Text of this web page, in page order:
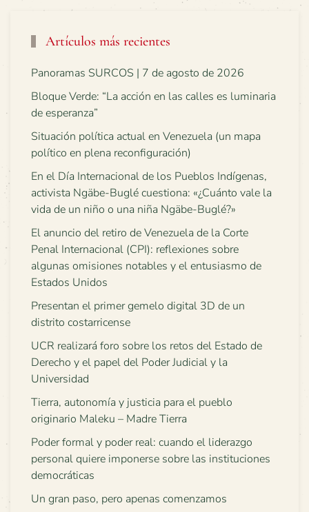
Artículos más recientes
Panoramas SURCOS | 7 de agosto de 2026
Bloque Verde: “La acción en las calles es luminaria
de esperanza”
Situación política actual en Venezuela (un mapa
político en plena reconfiguración)
En el Día Internacional de los Pueblos Indígenas,
activista Ngäbe-Buglé cuestiona: «¿Cuánto vale la
vida de un niño o una niña Ngäbe-Buglé?»
El anuncio del retiro de Venezuela de la Corte
Penal Internacional (CPI): reflexiones sobre
algunas omisiones notables y el entusiasmo de
Estados Unidos
Presentan el primer gemelo digital 3D de un
distrito costarricense
UCR realizará foro sobre los retos del Estado de
Derecho y el papel del Poder Judicial y la
Universidad
Tierra, autonomía y justicia para el pueblo
originario Maleku – Madre Tierra
Poder formal y poder real: cuando el liderazgo
personal quiere imponerse sobre las instituciones
democráticas
Un gran paso, pero apenas comenzamos